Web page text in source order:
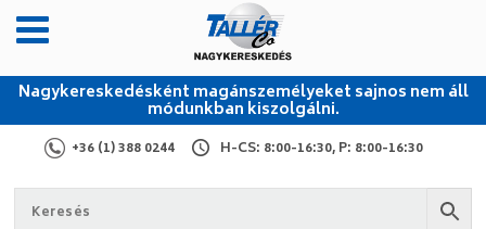
Nagykereskedésként magánszemélyeket sajnos nem áll
módunkban kiszolgálni.
+36 (1) 388 0244 H-CS: 8:00-16:30, P: 8:00-16:30